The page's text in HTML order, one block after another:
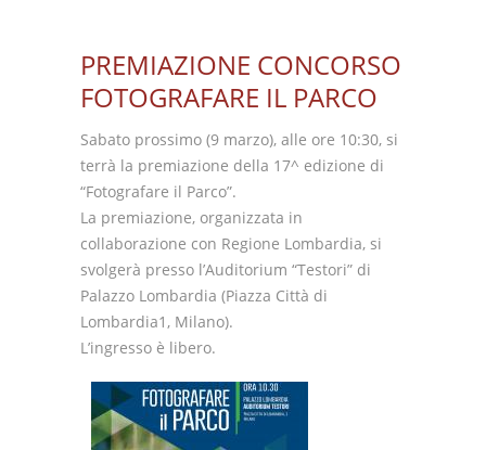
PREMIAZIONE CONCORSO
FOTOGRAFARE IL PARCO
Sabato prossimo (9 marzo), alle ore 10:30, si
terrà la premiazione della 17^ edizione di
“Fotografare il Parco”.
La premiazione, organizzata in
collaborazione con Regione Lombardia, si
svolgerà presso l’Auditorium “Testori” di
Palazzo Lombardia (Piazza Città di
Lombardia1, Milano).
L’ingresso è libero.